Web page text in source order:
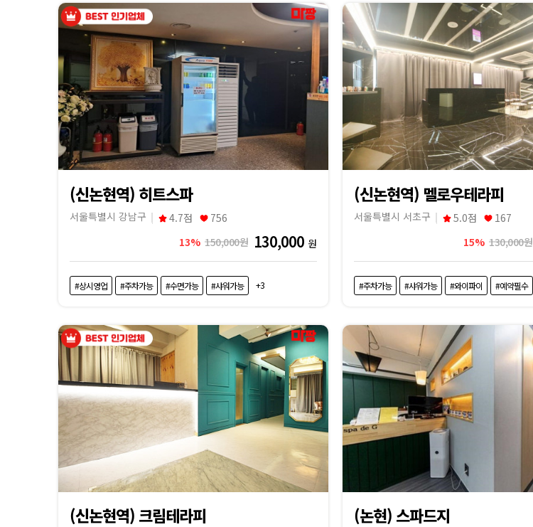
(신논현역) 히트스파
서울특별시 강남구 4.7점
756
13% 150,000원 130,000 원
#상시영업 #주차가능 #수면가능 #샤워가능 +3
(신논현역) 멜로우테라피
서울특별시 서초구 5.0점
167
15% 130,000원
#주차가능 #샤워가능 #와이파이 #예약필수
(신논현역) 크림테라피 (논현) 스파드지